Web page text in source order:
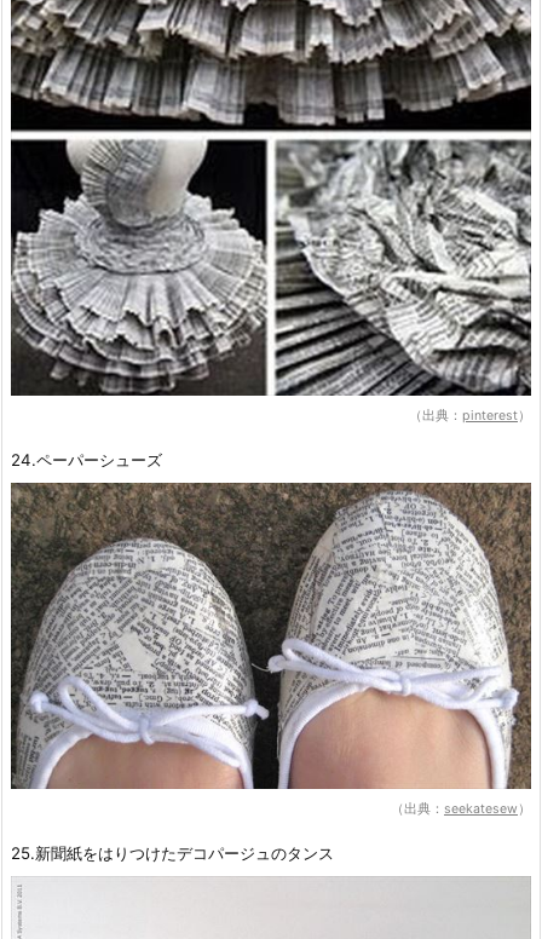
（出典： pinterest）
24.ペーパーシューズ
（出典： seekatesew ）
25.新聞紙をはりつけたデコパージュのタンス